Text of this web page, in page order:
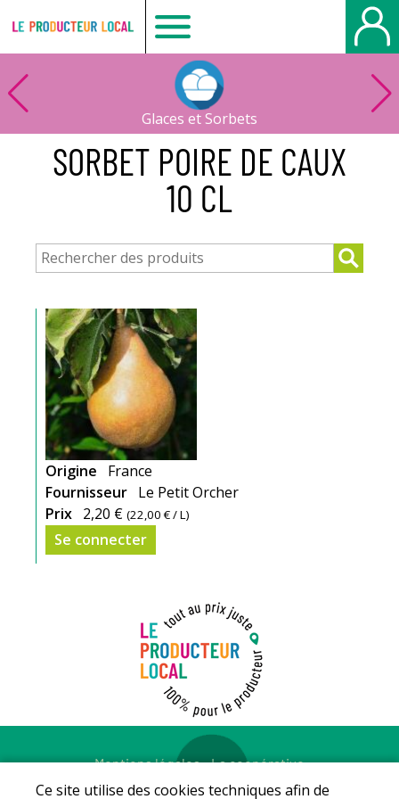
Le
producteur
local
Bois
Glaces et Sorbets
SORBET POIRE DE CAUX
10 CL
Origine
France
Fournisseur Le Petit Orcher
Prix 2,20 € (22,00 €/ L)
Se connecter
Mentions légales-La coopérative
© Copyright 2026 - LE PRODUCTEUR LOCAL - Tous droits
Ce site utilise des cookies techniques afin de